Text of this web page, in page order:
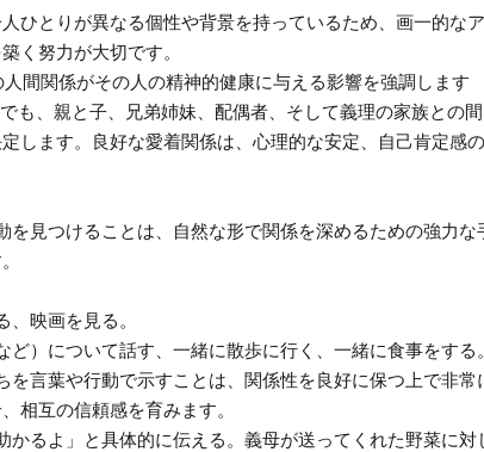
ひとりが異なる個性や背景を持っているため、画一的な
く努力が大切です。
間関係がその人の精神的健康に与える影響を強調します
も、親と子、兄弟姉妹、配偶者、そして義理の家族との
します。良好な愛着関係は、心理的な安定、自己肯定感
見つけることは、自然な形で関係を深めるための強力な
映画を見る。
）について話す、一緒に散歩に行く、一緒に食事をする。
言葉や行動で示すことは、関係性を良好に保つ上で非常
相互の信頼感を育みます。
るよ」と具体的に伝える。義母が送ってくれた野菜に対